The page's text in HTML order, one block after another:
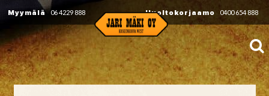
Myymälä 06 4229 888 Huoltokorjaamo 0400 654 888